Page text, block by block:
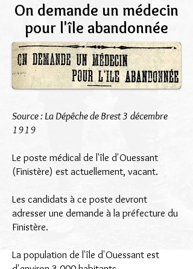
On demande un médecin
pour l'île abandonnée
Source : La Dépêche de Brest 3 décembre
1919
Le poste médical de l'île d'Ouessant
(Finistère) est actuellement, vacant.
Les candidats à ce poste devront
adresser une demande à la préfecture du
Finistère.
La population de l'île d'Ouessant est